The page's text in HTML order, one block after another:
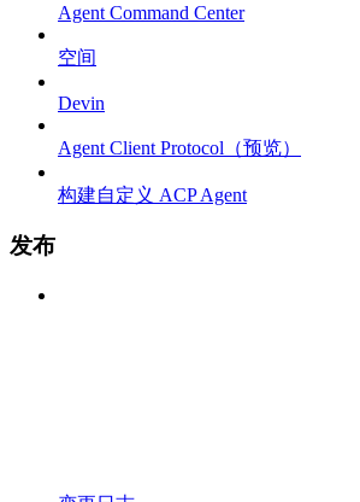
Agent Command Center
空间
Devin
Agent Client Protocol（预览）
构建自定义 ACP Agent
发布